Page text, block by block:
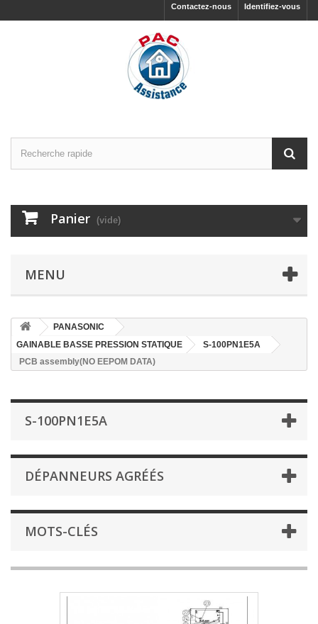
Identifiez-vous
Contactez-nous
Panier (vide)
MENU
PANASONIC
GAINABLE BASSE PRESSION STATIQUE
S-100PN1E5A
PCB assembly(NO EEPOM DATA)
S-100PN1E5A
DÉPANNEURS AGRÉÉS
MOTS-CLÉS